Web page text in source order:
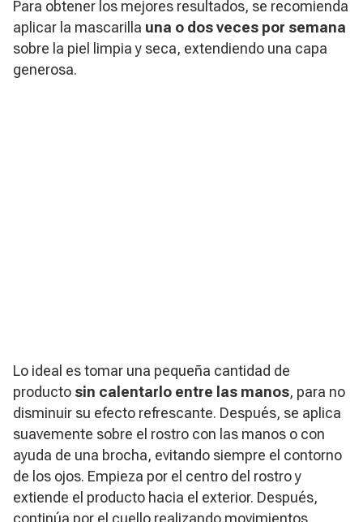
Para obtener los mejores resultados, se recomienda
aplicar la mascarilla una o dos veces por semana
sobre la piel limpia y seca, extendiendo una capa
generosa.
Lo ideal es tomar una pequeña cantidad de
producto sin calentarlo entre las manos, para no
disminuir su efecto refrescante. Después, se aplica
suavemente sobre el rostro con las manos o con
ayuda de una brocha, evitando siempre el contorno
de los ojos. Empieza por el centro del rostro y
extiende el producto hacia el exterior. Después,
continúa por el cuello realizando movimientos